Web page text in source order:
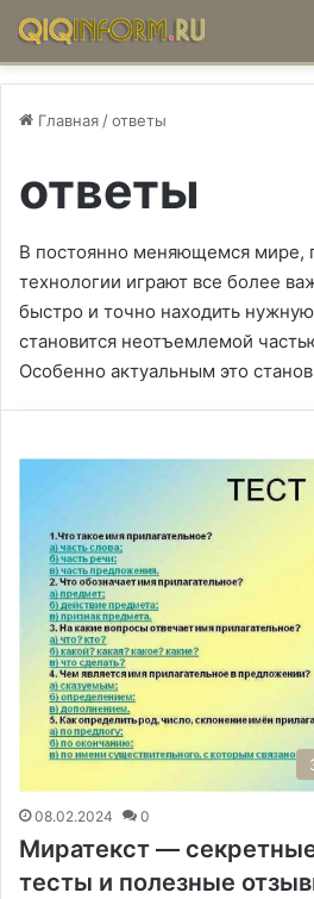
Главная /ответы
ответы
В постоянно меняющемся мире,
технологии играют все более
быстро и точно находить
становится неотъемлемой
Особенно актуальным это
08.02.2024 0
Миратекст —
тесты и полезные